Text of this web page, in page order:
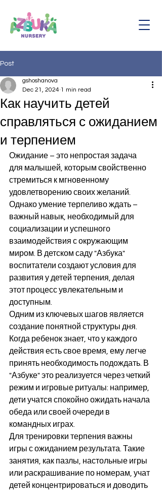
Post
Как научить детей
справляться с ожиданием
и терпением
gshoshanova
Dec 21, 2024 1 min read
Ожидание – это непростая задача
для малышей, которым свойственно
стремиться к мгновенному
удовлетворению своих желаний.
Однако умение терпеливо ждать –
важный навык, необходимый для
социализации и успешного
взаимодействия с окружающим
миром. В детском саду "Азбука"
воспитатели создают условия для
развития у детей терпения, делая
этот процесс увлекательным и
доступным.
Одним из ключевых шагов является
создание понятной структуры дня.
Когда ребенок знает, что у каждого
действия есть свое время, ему легче
принять необходимость подождать. В
"Азбуке" это реализуется через четкий
режим и игровые ритуалы: например,
дети учатся спокойно ожидать начала
обеда или своей очереди в
командных играх.
Для тренировки терпения важны
игры с ожиданием результата. Такие
занятия, как пазлы, настольные игры
или раскрашивание по номерам, учат
детей концентрироваться и доводить